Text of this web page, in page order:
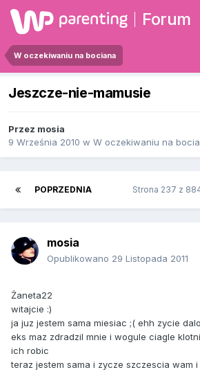
Forum
W oczekiwaniu na bociana
Jeszcze-nie-mamusie
Przez mosia
9 Września 2010 w W oczekiwaniu na
POPRZEDNIA Strona 237 z
mosia
Opublikowano 29 Listopada 2011
Żaneta22
witajcie :)
ja juz jestem sama miesiac ;( ehh zycie
eks maz zdradzil mnie i wogule ciagle
ich robic
teraz jestem sama i zycze szczescia wam